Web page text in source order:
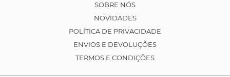
SOBRE NÓS
NOVIDADES
POLÍTICA DE PRIVACIDADE
ENVIOS E DEVOLUÇÕES
TERMOS E CONDIÇÕES